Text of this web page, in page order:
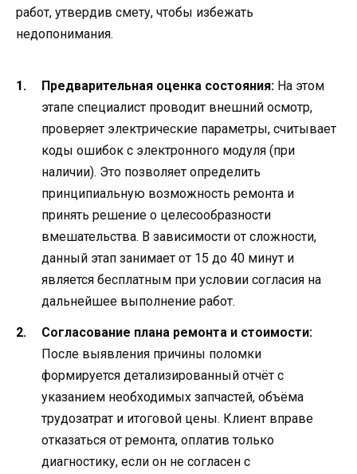
работ, утвердив смету, чтобы избежать
недопонимания.
Предварительная оценка состояния: На этом
этапе специалист проводит внешний осмотр,
проверяет электрические параметры, считывает
коды ошибок с электронного модуля (при
наличии). Это позволяет определить
принципиальную возможность ремонта и
принять решение о целесообразности
вмешательства. В зависимости от сложности,
данный этап занимает от 15 до 40 минут и
является бесплатным при условии согласия на
дальнейшее выполнение работ.
Согласование плана ремонта и стоимости:
После выявления причины поломки
формируется детализированный отчёт с
указанием необходимых запчастей, объёма
трудозатрат и итоговой цены. Клиент вправе
отказаться от ремонта, оплатив только
диагностику, если он не согласен с